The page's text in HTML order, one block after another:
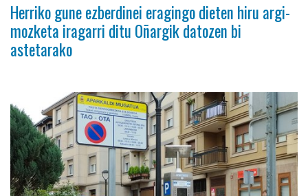
Herriko gune ezberdinei eragingo dieten hiru argi-
mozketa iragarri ditu Oñargik datozen bi
astetarako